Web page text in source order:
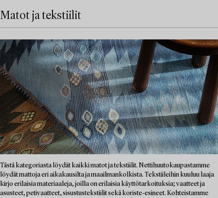
Matot ja tekstiilit
Tästä kategoriasta löydät kaikki matot ja tekstiilit. Nettihuutokaupastamme
löydät mattoja eri aikakausilta ja maailmankolkista. Tekstiileihin kuuluu laaja
kirjo erilaisia materiaaleja, joilla on erilaisia käyttötarkoituksia; vaatteet ja
asusteet, petivaatteet, sisustustekstiilit sekä koriste-esineet. Kohteistamme